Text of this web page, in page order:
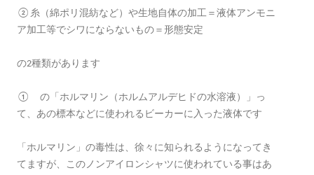
②糸（綿ポリ混紡など）や生地自体の加工＝液体アンモニ
ア加工等でシワにならないもの＝形態安定
の2種類があります
① の「ホルマリン（ホルムアルデヒドの水溶液）」っ
て、あの標本などに使われるビーカーに入った液体です
「ホルマリン」の毒性は、徐々に知られるようになってき
てますが、このノンアイロンシャツに使われている事はあ